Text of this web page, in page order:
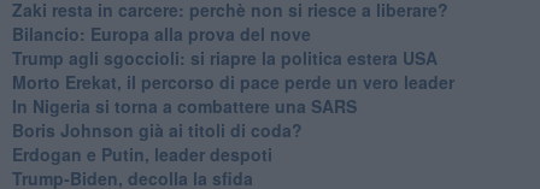
Zaki resta in carcere: perchè non si riesce a liberare?
Bilancio: Europa alla prova del nove
Trump agli sgoccioli: si riapre la politica estera USA
Morto Erekat, il percorso di pace perde un vero leader
In Nigeria si torna a combattere una SARS
Boris Johnson già ai titoli di coda?
Erdogan e Putin, leader despoti
Trump-Biden, decolla la sfida